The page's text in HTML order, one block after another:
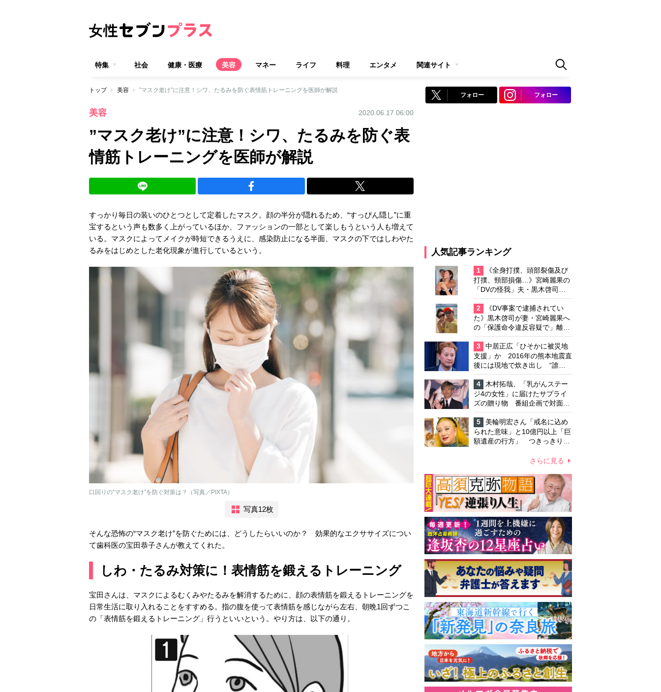
特集 社会 健康・医療 美容 マネー ライフ 料理 エンタメ 関連サイト
トップ 美容 ”マスク老け”に注意！シワ、たるみを防ぐ表情筋トレーニングを医師が解説
美容 2020.06.17 06:00
”マスク老け”に注意！シワ、たるみを防ぐ表
情筋トレーニングを医師が解説
すっかり毎日の装いのひとつとして定着したマスク。顔の半分が隠れるため、“すっぴん隠し”に重
宝するという声も数多く上がっているほか、ファッションの一部として楽しもうという人も増えて
いる。マスクによってメイクが時短できるうえに、感染防止になる半面、マスクの下ではしわやた
るみをはじめとした老化現象が進行しているという。
口回りの”マスク老け”を防ぐ対策は？（写真／PIXTA）
写真12枚
そんな恐怖の“マスク老け”を防ぐためには、どうしたらいいのか？ 効果的なエクササイズについ
て歯科医の宝田恭子さんが教えてくれた。
しわ・たるみ対策に！表情筋を鍛えるトレーニング
宝田さんは、マスクによるむくみやたるみを解消するために、顔の表情筋を鍛えるトレーニングを
日常生活に取り入れることをすすめる。指の腹を使って表情筋を感じながら左右、朝晩1回ずつこ
の「表情筋を鍛えるトレーニング」行うといいという。やり方は、以下の通り。
フォロー フォロー
人気記事ランキング
1
《全身打撲、頭部裂傷及び
打撲、頸部損傷…》宮崎麗果の
「DVの怪我」夫・黒木啓司の
逮捕で始まる「夫婦の闘争」
2
《DV事案で逮捕されてい
た》黒木啓司が妻・宮崎麗果へ
の「保護命令違反容疑で」離婚
協議は「第二ステージ」へ
3
中居正広「ひそかに被災地
支援」か 2016年の熊本地震直
後には現地で炊き出し “誰に
も知られなくて良い”と、むし
ろ強まる福祉活動への思い
4
木村拓哉、「乳がんステー
ジ4の女性」に届けたサプライ
ズの贈り物 番組企画で対面し
たファンが、夢と希望を与える
心遣いに「うれしくて号泣しま
した」
5
美輪明宏さん「戒名に込め
られた意味」と10億円以上「巨
額遺産の行方」 つきっきりで
さらに見る